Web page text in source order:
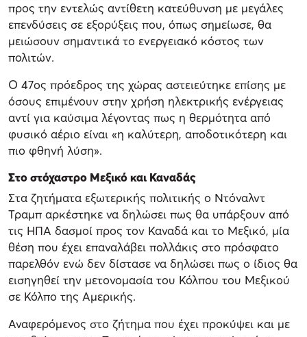
προς την εντελώς αντίθετη κατεύθυνση με μεγάλες
επενδύσεις σε εξορύξεις που, όπως σημείωσε, θα
μειώσουν σημαντικά το ενεργειακό κόστος των
πολιτών.
Ο 47ος πρόεδρος της χώρας αστειεύτηκε επίσης με
όσους επιμένουν στην χρήση ηλεκτρικής ενέργειας
αντί για καύσιμα λέγοντας πως η θερμότητα από
φυσικό αέριο είναι «η καλύτερη, αποδοτικότερη και
πιο φθηνή λύση».
Στο στόχαστρο Μεξικό και Καναδάς
Στα ζητήματα εξωτερικής πολιτικής ο Ντόναλντ
Τραμπ αρκέστηκε να δηλώσει πως θα υπάρξουν από
τις ΗΠΑ δασμοί προς τον Καναδά και το Μεξικό, μία
θέση που έχει επαναλάβει πολλάκις στο πρόσφατο
παρελθόν ενώ δεν δίστασε να δηλώσει πως ο ίδιος θα
εισηγηθεί την μετονομασία του Κόλπου του Μεξικού
σε Κόλπο της Αμερικής.
Αναφερόμενος στο ζήτημα που έχει προκύψει και με